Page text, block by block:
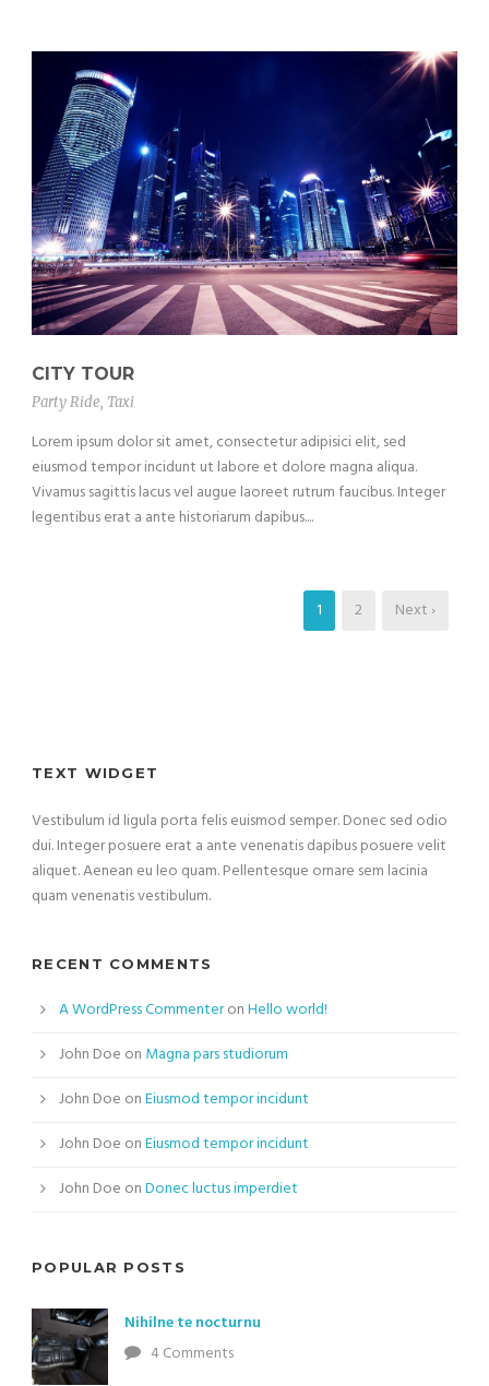
CITY TOUR
Party Ride, Taxi
Lorem ipsum dolor sit amet, consectetur adipisici elit, sed
eiusmod tempor incidunt ut labore et dolore magna aliqua.
Vivamus sagittis lacus vel augue laoreet rutrum faucibus. Integer
legentibus erat a ante historiarum dapibus....
1 2 Next ›
TEXT WIDGET
Vestibulum id ligula porta felis euismod semper. Donec sed odio
dui. Integer posuere erat a ante venenatis dapibus posuere velit
aliquet. Aenean eu leo quam. Pellentesque ornare sem lacinia
quam venenatis vestibulum.
RECENT COMMENTS
A WordPress CommenteronHello world!
John Doe on Magna pars studiorum
John Doe onEiusmod tempor incidunt
John Doe onEiusmod tempor incidunt
John Doe onDonec luctus imperdiet
POPULAR POSTS
Nihilne te nocturnu
4 Comments